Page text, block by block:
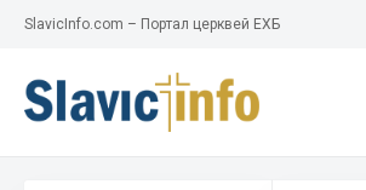
SlavicInfo.com – Портал церквей ЕХБ